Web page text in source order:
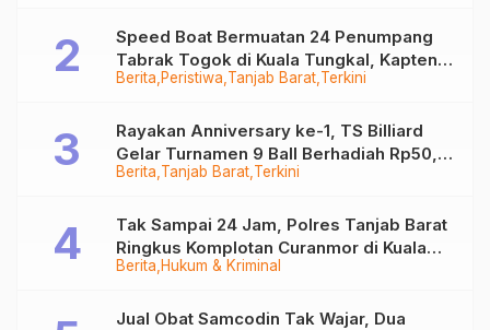
Berita Peristiwa Tanjab Barat Terkini
Speed Boat Bermuatan 24 Penumpang
Tabrak Togok di Kuala Tungkal, Kapten
Sempat Hilang
Berita Tanjab Barat Terkini
Rayakan Anniversary ke-1, TS Billiard
Gelar Turnamen 9 Ball Berhadiah Rp50,8
Juta
Berita Hukum & Kriminal
Tak Sampai 24 Jam, Polres Tanjab Barat
Ringkus Komplotan Curanmor di Kuala
Tungkal
Jual Obat Samcodin Tak Wajar, Dua